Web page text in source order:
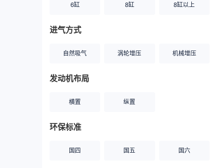
6缸 8缸 8缸以上
进气方式
自然吸气 涡轮增压 机械增压
发动机布局
横置 纵置
环保标准
国四 国五 国六